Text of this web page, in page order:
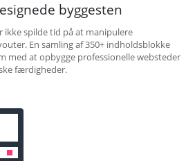
byggesten
ikke spilde tid på at manipulere
En samling af 350+ indholdsblokke
med at opbygge professionelle websteder
færdigheder.